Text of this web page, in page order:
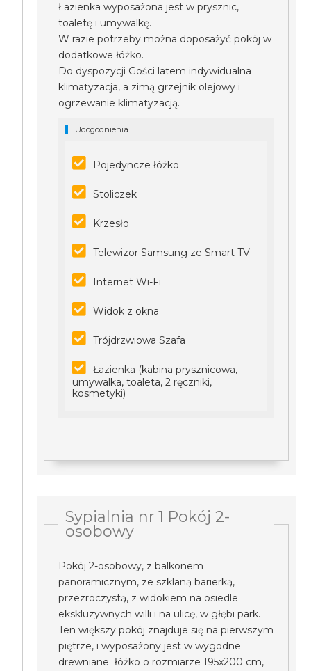
Łazienka wyposażona jest w prysznic,
toaletę i umywalkę.
W razie potrzeby można doposażyć pokój w
dodatkowe łóżko.
Do dyspozycji Gości latem indywidualna
klimatyzacja, a zimą grzejnik olejowy i
ogrzewanie klimatyzacją.
Udogodnienia
Pojedyncze łóżko
Stoliczek
Krzesło
Telewizor Samsung ze Smart TV
Internet Wi-Fi
Widok z okna
Trójdrzwiowa Szafa
Łazienka (kabina prysznicowa,
umywalka, toaleta, 2 ręczniki,
kosmetyki)
Sypialnia nr 1 Pokój 2-
osobowy
Pokój 2-osobowy, z balkonem
panoramicznym, ze szklaną barierką,
przezroczystą, z widokiem na osiedle
ekskluzywnych willi i na ulicę, w głębi park.
Ten większy pokój znajduje się na pierwszym
piętrze, i wyposażony jest w wygodne
drewniane łóżko o rozmiarze 195x200 cm,